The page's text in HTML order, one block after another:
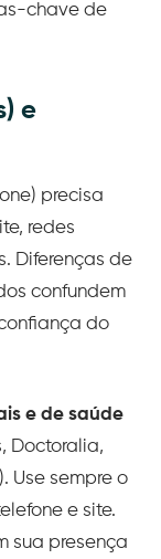
chave de
e
precisa
redes
Diferenças de
confundem
do
e de saúde
Doctoralia,
Use sempre o
e site.
sua presença